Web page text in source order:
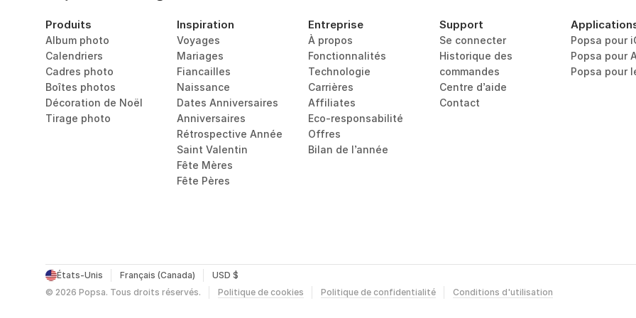
Produits
Album photo
Calendriers
Cadres photo
Boîtes photos
Décoration de Noël
Tirage photo
Inspiration
Voyages
Mariages
Fiancailles
Naissance
Dates Anniversaires
Anniversaires
Rétrospective Année
Saint Valentin
Fête Mères
Fête Pères
Entreprise
À propos
Fonctionnalités
Technologie
Carrières
Affiliates
Eco-responsabilité
Offres
Bilan de l’année
Support
Se connecter
Historique des
commandes
Centre d’aide
Contact
Popsa pour
Popsa pour
Popsa pour
États-Unis Français (Canada)
USD $
© 2026 Popsa. Tous droits réservés. Politique de cookies Politique de confidentialité Conditions d'utilisation